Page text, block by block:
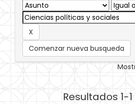
Comenzar nueva busqueda
Resultados 1-1